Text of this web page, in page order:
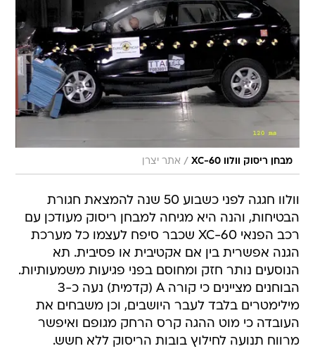
מבחן ריסוק וולוו XC-60 / אתר יצרן
וולוו חגגה לפני כשבוע 50 שנה להמצאת חגורת
הבטיחות, והנה היא מגיחה למבחן ריסוק מעודכן עם
רכב הפנאי XC-60 שכבר סיפח לעצמו כל מערכת
הגנה אפשרית בין אם אקטיבית או פסיבית. תא
הנוסעים נותר חזק ומחוסם בפני פגיעות משמעותיות.
הבוחנים מציינים כי קורה A (קדמית) נעה כ-3
מילימטרים בלבד לעבר היושבים, וכן משבחים את
העובדה כי מוט ההגה קרס הרחק מגופם ואיפשר
מרווח תנועה לחילוץ בובות הריסוק ללא חשש.